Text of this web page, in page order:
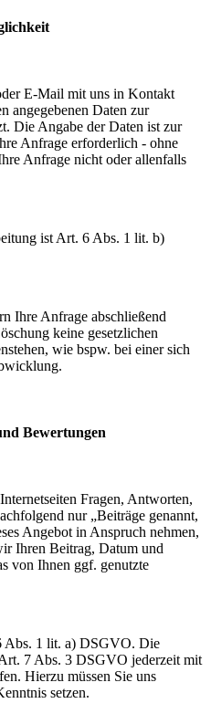
E-Mail mit uns in Kontakt
angegebenen Daten zur
Die Angabe der Daten ist zur
Anfrage erforderlich - ohne
Anfrage nicht oder allenfalls
ist Art. 6 Abs. 1 lit. b)
Ihre Anfrage abschließend
keine gesetzlichen
wie bspw. bei einer sich
Bewertungen
Fragen, Antworten,
nur „Beiträge genannt,
Angebot in Anspruch nehmen,
Ihren Beitrag, Datum und
von Ihnen ggf. genutzte
Abs. 1 lit. a) DSGVO. Die
7 Abs. 3 DSGVO jederzeit mit
Hierzu müssen Sie uns
setzen.